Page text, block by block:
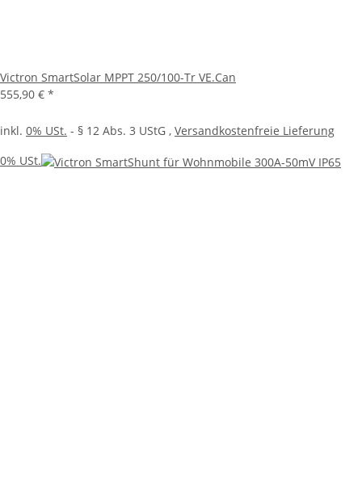
Victron SmartSolar MPPT 250/100-Tr VE.Can
555,90 € *
inkl. 0% USt. - § 12 Abs. 3 UStG , Versandkostenfreie Lieferung
0% USt.